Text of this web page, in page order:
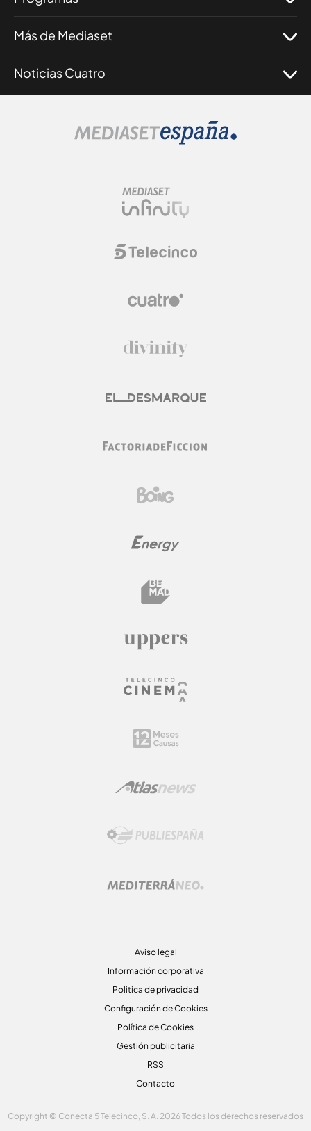
Más de Mediaset
Noticias Cuatro
Aviso legal
Información corporativa
Politica de privacidad
Configuración de Cookies
Política de Cookies
Gestión publicitaria
RSS
Contacto
Copyright © Conecta 5 Telecinco, S. A. 2026 Todos los derechos reservados